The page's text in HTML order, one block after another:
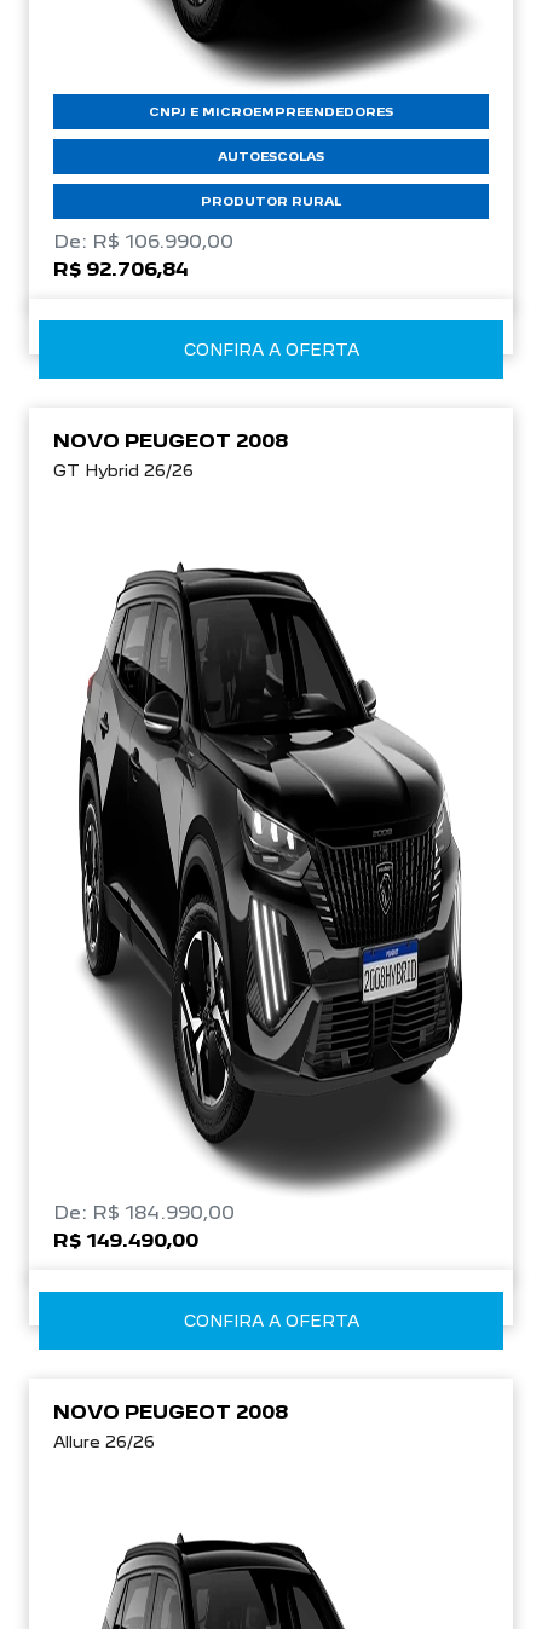
CNPJ E MICROEMPREENDEDORES
AUTOESCOLAS
PRODUTOR RURAL
De: R$ 106.990,00
R$ 92.706,84
CONFIRA A OFERTA
NOVO PEUGEOT 2008
GT Hybrid 26/26
De: R$ 184.990,00
R$ 149.490,00
CONFIRA A OFERTA
NOVO PEUGEOT 2008
Allure 26/26